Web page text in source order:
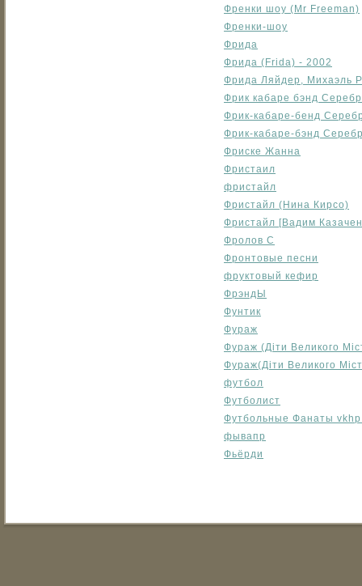
Френки шоу (Mr Freeman)
Френки-шоу
Фрида
Фрида (Frida) - 2002
Фрида Ляйдер, Михаэль
Фрик кабаре бэнд
Фрик-кабаре-бенд
Фрик-кабаре-бэнд
Фриске Жанна
Фристаил
фристайл
Фристайл (Нина Кирсо)
Фристайл [Вадим
Фролов С
Фронтовые песни
фруктовый кефир
ФрэндЫ
Фунтик
Фураж
Фураж (Діти Великого
Фураж(Діти Великого
футбол
Футболист
Футбольные Фанаты
фывапр
Фьёрди